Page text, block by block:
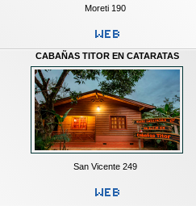
Moreti 190
CABAÑAS TITOR EN CATARATAS
San Vicente 249